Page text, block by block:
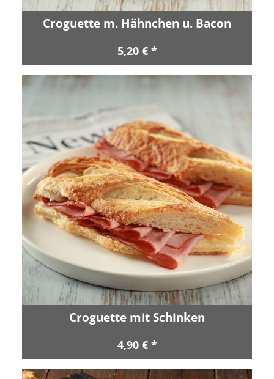
Croguette m. Hähnchen u. Bacon
5,20 € *
Croguette mit Schinken
4,90 € *